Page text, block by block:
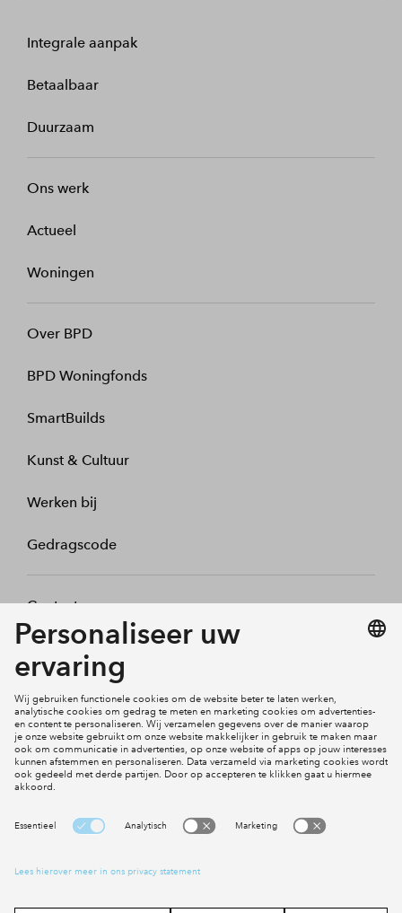
Integrale aanpak
Betaalbaar
Duurzaam
Ons werk
Actueel
Woningen
Over BPD
BPD Woningfonds
SmartBuilds
Kunst & Cultuur
Werken bij
Gedragscode
Contact
Mijn profiel
Social Media
Cookies